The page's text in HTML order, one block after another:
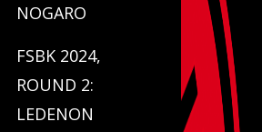
NOGARO
FSBK 2024,
ROUND 2:
LEDENON